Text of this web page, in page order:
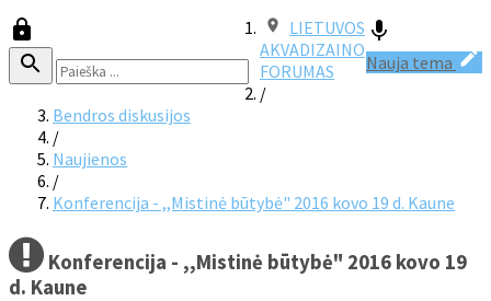
Nauja tema
LIETUVOS
AKVADIZAINO
FORUMAS
/
Bendros diskusijos
/
Naujienos
/
Konferencija - ,,Mistinė būtybė" 2016 kovo 19 d. Kaune
Konferencija - ,,Mistinė būtybė" 2016 kovo 19
d. Kaune